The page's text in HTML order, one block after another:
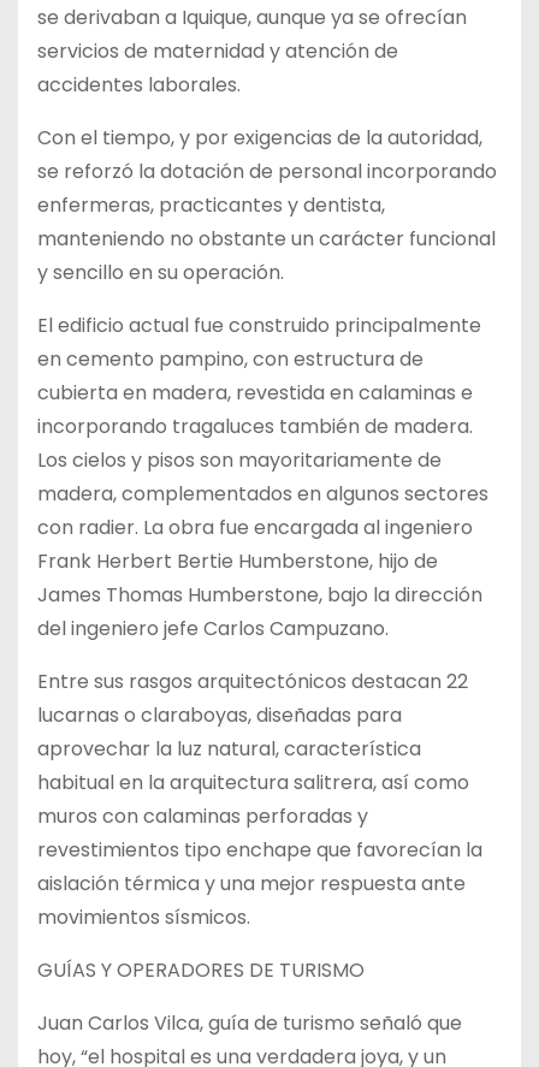
se derivaban a Iquique, aunque ya se ofrecían
servicios de maternidad y atención de
accidentes laborales.
Con el tiempo, y por exigencias de la autoridad,
se reforzó la dotación de personal incorporando
enfermeras, practicantes y dentista,
manteniendo no obstante un carácter funcional
y sencillo en su operación.
El edificio actual fue construido principalmente
en cemento pampino, con estructura de
cubierta en madera, revestida en calaminas e
incorporando tragaluces también de madera.
Los cielos y pisos son mayoritariamente de
madera, complementados en algunos sectores
con radier. La obra fue encargada al ingeniero
Frank Herbert Bertie Humberstone, hijo de
James Thomas Humberstone, bajo la dirección
del ingeniero jefe Carlos Campuzano.
Entre sus rasgos arquitectónicos destacan 22
lucarnas o claraboyas, diseñadas para
aprovechar la luz natural, característica
habitual en la arquitectura salitrera, así como
muros con calaminas perforadas y
revestimientos tipo enchape que favorecían la
aislación térmica y una mejor respuesta ante
movimientos sísmicos.
GUÍAS Y OPERADORES DE TURISMO
Juan Carlos Vilca, guía de turismo señaló que
hoy, “el hospital es una verdadera joya, y un